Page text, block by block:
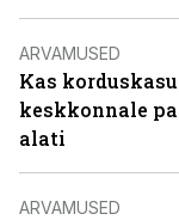
ARVAMUSED
Kas
keskkonnale
alati
ARVAMUSED